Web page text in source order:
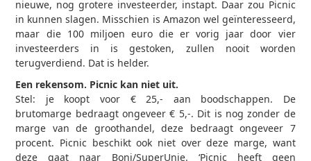
nieuwe, nog grotere investeerder, instapt. Daar zou Picnic
in kunnen slagen. Misschien is Amazon wel geïnteresseerd,
maar die 100 miljoen euro die er vorig jaar door vier
investeerders in is gestoken, zullen nooit worden
terugverdiend. Dat is helder.
Een rekensom. Picnic kan niet uit.
Stel: je koopt voor € 25,- aan boodschappen. De
brutomarge bedraagt ongeveer € 5,-. Dit is nog zonder de
marge van de groothandel, deze bedraagt ongeveer 7
procent. Picnic beschikt ook niet over deze marge, want
deze gaat naar Boni/SuperUnie. ‘Picnic heeft geen